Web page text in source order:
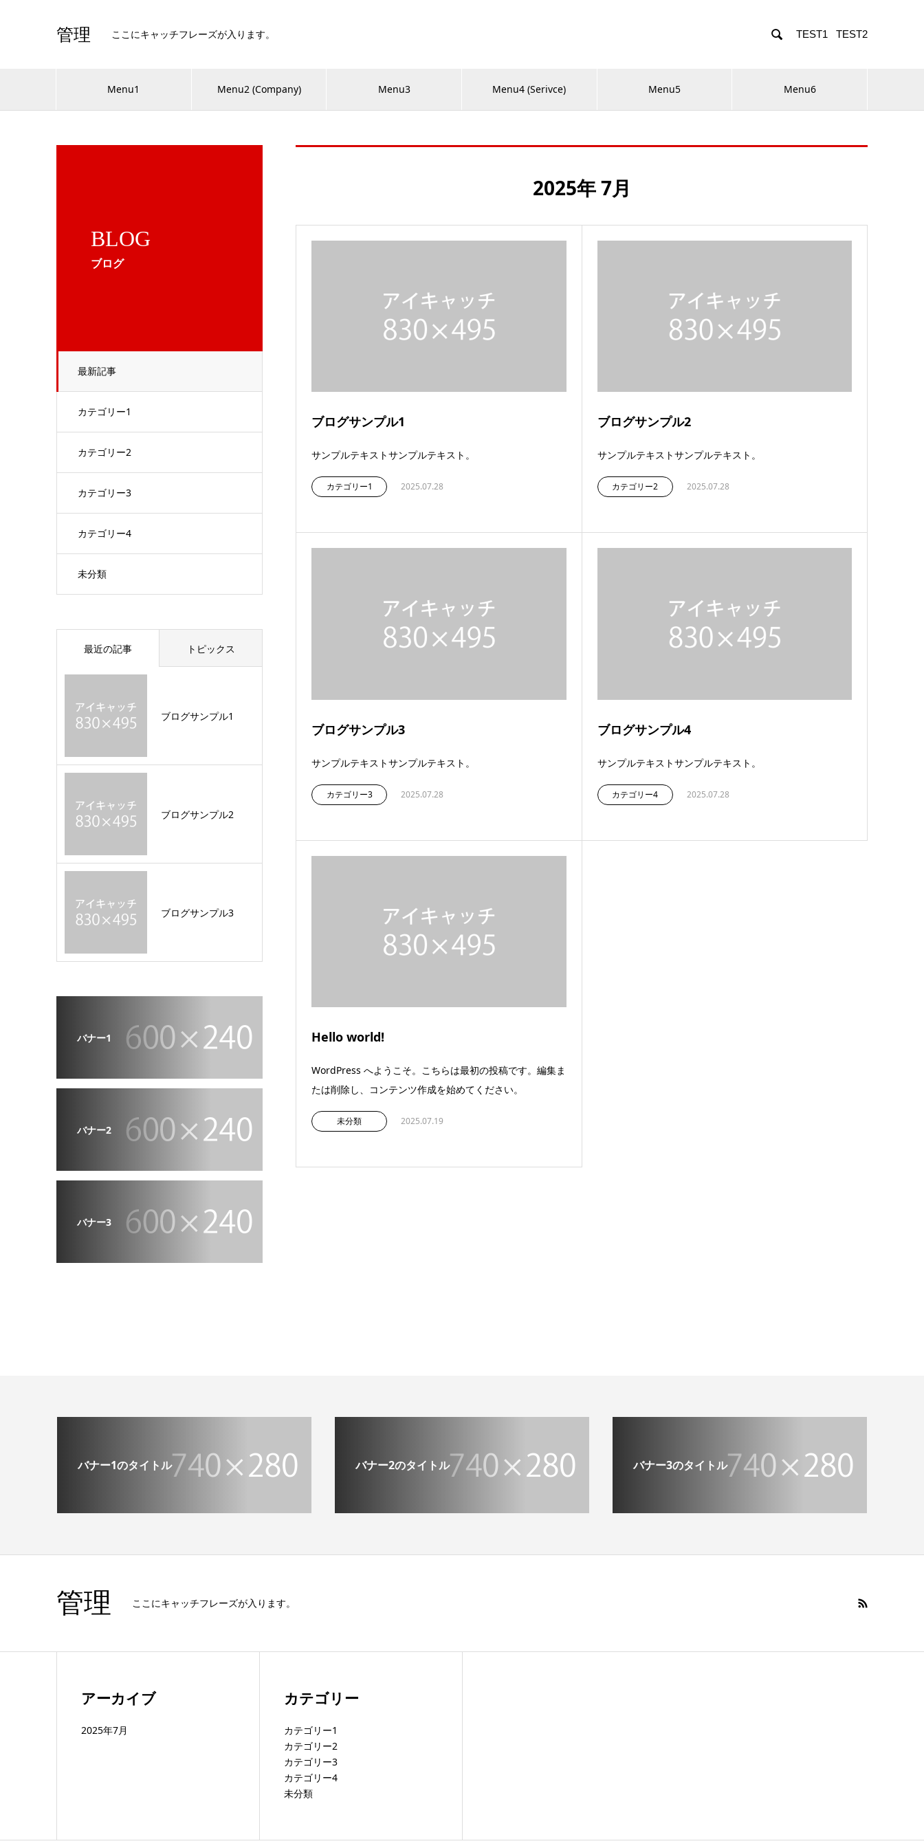
管理 ここにキャッチフレーズが入ります。  TEST1 TEST2
Menu1 Menu2 (Company) Menu3 Menu4 (Serivce) Menu5 Menu6
BLOG
ブログ
最新記事
カテゴリー1
カテゴリー2
カテゴリー3
カテゴリー4
未分類
2025年 7月
ブログサンプル1
サンプルテキストサンプルテキスト。
カテゴリー1 2025.07.28
ブログサンプル2
サンプルテキストサンプルテキスト。
カテゴリー2 2025.07.28
ブログサンプル3
サンプルテキストサンプルテキスト。
カテゴリー3 2025.07.28
ブログサンプル4
サンプルテキストサンプルテキスト。
カテゴリー4 2025.07.28
Hello world!
WordPress へようこそ。こちらは最初の投稿です。編集ま
たは削除し、コンテンツ作成を始めてください。
未分類 2025.07.19
最近の記事 トピックス
ブログサンプル1
ブログサンプル2
ブログサンプル3
バナー1
バナー2
バナー3
バナー1のタイトル バナー2のタイトル バナー3のタイトル
管理 ここにキャッチフレーズが入ります。
アーカイブ
2025年7月
カテゴリー
カテゴリー1
カテゴリー2
カテゴリー3
カテゴリー4
未分類